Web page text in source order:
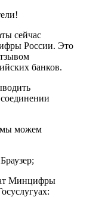
сейчас
России. Это
банков.
мы можем
Минцифры